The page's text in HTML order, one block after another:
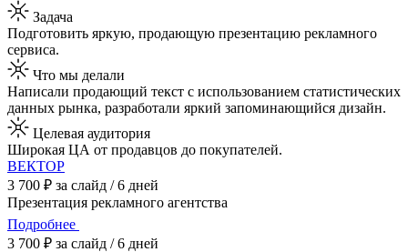
Задача
Подготовить яркую, продающую презентацию рекламного
сервиса.
Что мы делали
Написали продающий текст с использованием статистических
данных рынка, разработали яркий запоминающийся дизайн.
Целевая аудитория
Широкая ЦА от продавцов до покупателей.
ВЕКТОР
3 700 ₽ за слайд / 6 дней
Презентация рекламного агентства
Подробнее
3 700 ₽ за слайд / 6 дней